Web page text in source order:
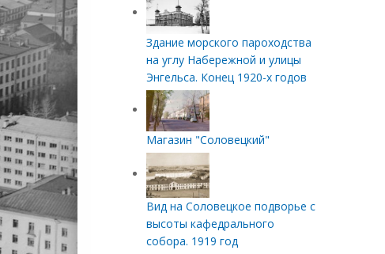
Здание морского пароходства
на углу Набережной и улицы
Энгельса. Конец 1920-х годов
Магазин "Соловецкий"
Вид на Соловецкое подворье с
высоты кафедрального
собора. 1919 год